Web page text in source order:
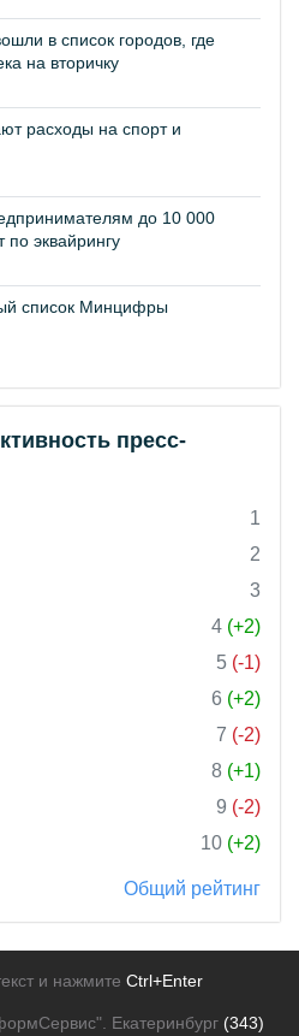
в список городов, где
на вторичку
расходы на спорт и
до 10 000
по эквайрингу
список Минцифры
пресс-
1
2
3
4 (+2)
5 (-1)
6 (+2)
7 (-2)
8 (+1)
9 (-2)
10 (+2)
Общий рейтинг
и нажмите Ctrl+Enter
Екатеринбург (343)